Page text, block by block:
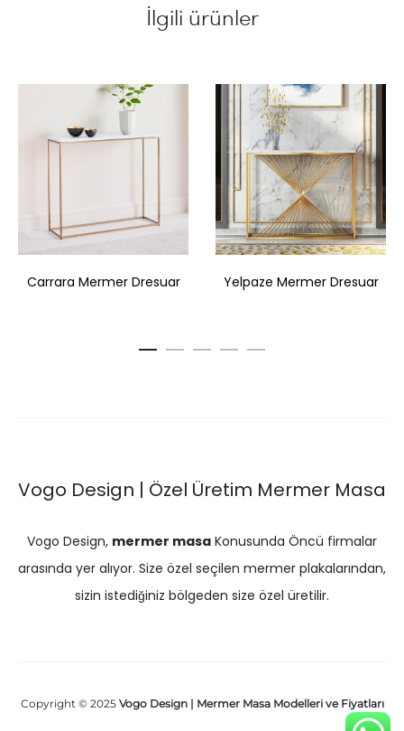
İlgili ürünler
Carrara Mermer Dresuar Yelpaze Mermer Dresuar
Vogo Design | Özel Üretim Mermer Masa
Vogo Design, mermer masa Konusunda Öncü firmalar
arasında yer alıyor. Size özel seçilen mermer plakalarından,
sizin istediğiniz bölgeden size özel üretilir.
Copyright © 2025Vogo Design | Mermer Masa Modelleri ve Fiyatları